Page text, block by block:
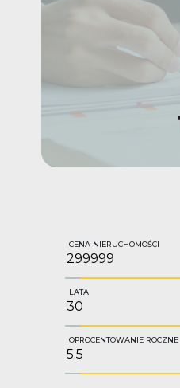
CENA NIERUCHOMOŚCI
LATA
OPROCENTOWANIE ROCZNE